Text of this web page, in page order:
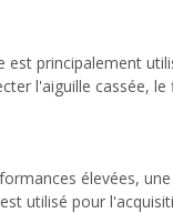
principalement
l'aiguille cassée,
élevées,
utilisé pour